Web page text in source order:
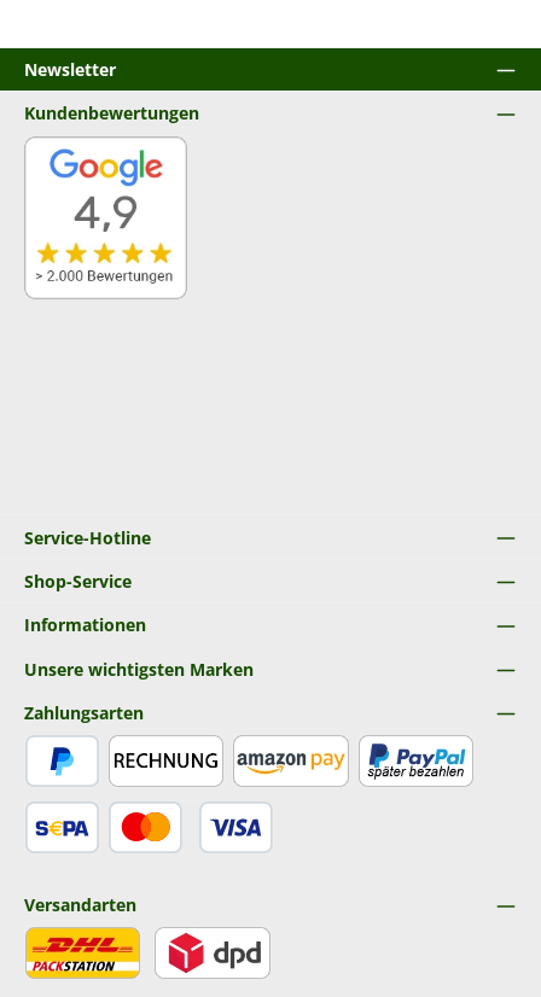
Newsletter
Service-Hotline
Shop-Service
Informationen
Unsere wichtigsten Marken
Kundenbewertungen
Zahlungsarten
Versandarten